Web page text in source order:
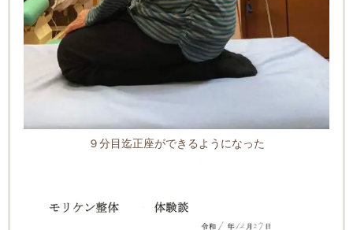
９分目迄正座ができるようになった